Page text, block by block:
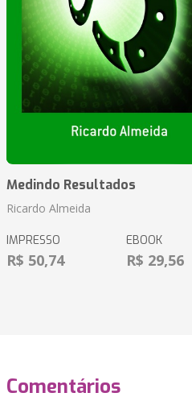
Medindo Resultados
Ricardo Almeida
IMPRESSO
R$ 50,74
EBOOK
R$ 29,56
Comentários